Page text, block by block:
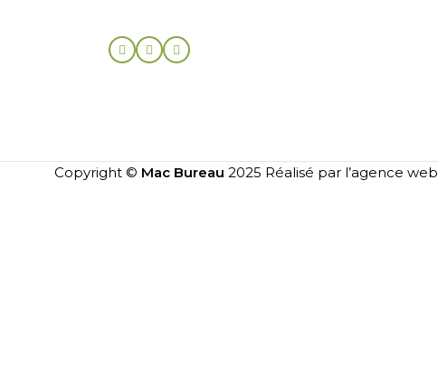
Copyright © Mac Bureau 2025 Réalisé par l’agence web